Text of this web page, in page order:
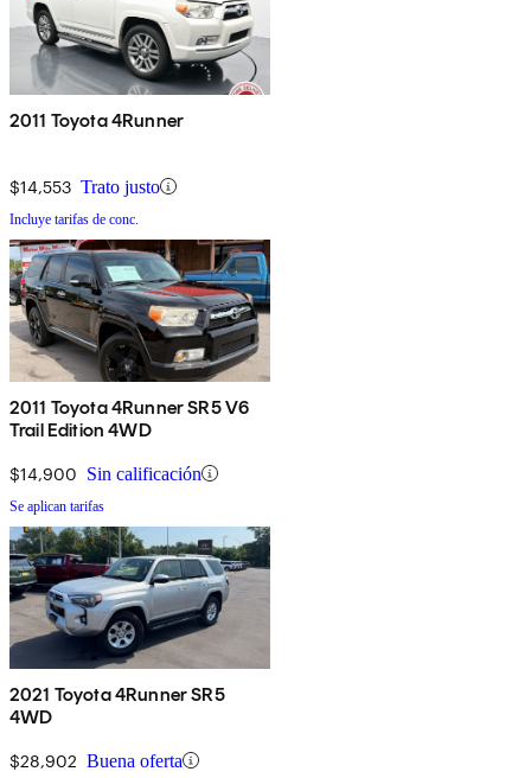
2011 Toyota 4Runner
$14,553 Trato justo
Incluye tarifas de conc.
2011 Toyota 4Runner SR5 V6
Trail Edition 4WD
$14,900 Sin calificación
Se aplican tarifas
2021 Toyota 4Runner SR5
4WD
$28,902 Buena oferta